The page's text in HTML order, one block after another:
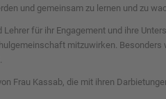
und gemeinsam zu lernen und zu
für ihr Engagement und ihre
mitzuwirken.
Frau Kassab, die mit ihren